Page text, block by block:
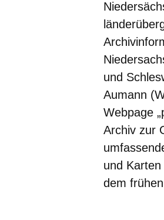
und
Aumann
Webpage
Archiv zur
und
dem